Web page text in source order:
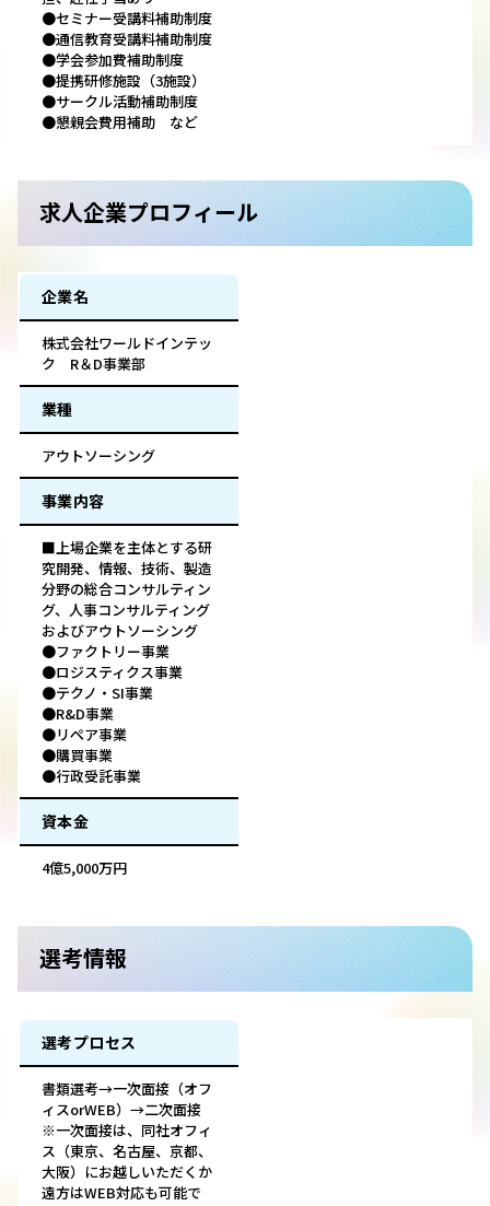
●セミナー受講料補助制度
●通信教育受講料補助制度
●学会参加費補助制度
●提携研修施設（3施設）
●サークル活動補助制度
●懇親会費用補助 など
求人企業プロフィール
企業名
株式会社ワールドインテッ
ク R＆D事業部
業種
アウトソーシング
事業内容
■上場企業を主体とする研
究開発、情報、技術、製造
分野の総合コンサルティン
グ、人事コンサルティング
およびアウトソーシング
●ファクトリー事業
●ロジスティクス事業
●テクノ・SI事業
●R&D事業
●リペア事業
●購買事業
●行政受託事業
資本金
4億5,000万円
選考情報
選考プロセス
書類選考→一次面接（オフ
ィスorWEB）→二次面接
※一次面接は、同社オフィ
ス（東京、名古屋、京都、
大阪）にお越しいただくか
遠方はWEB対応も可能で